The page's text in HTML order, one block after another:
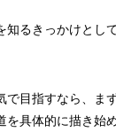
知るきっかけとし
で目指すなら、ま
具体的に描き始